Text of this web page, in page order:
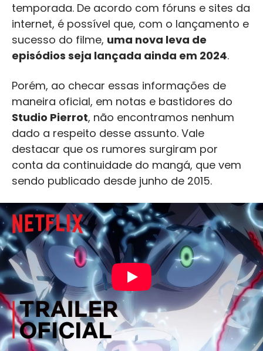
temporada. De acordo com fóruns e sites da
internet, é possível que, com o lançamento e
sucesso do filme, uma nova leva de
episódios seja lançada ainda em 2024.
Porém, ao checar essas informações de
maneira oficial, em notas e bastidores do
Studio Pierrot, não encontramos nenhum
dado a respeito desse assunto. Vale
destacar que os rumores surgiram por
conta da continuidade do mangá, que vem
sendo publicado desde junho de 2015.